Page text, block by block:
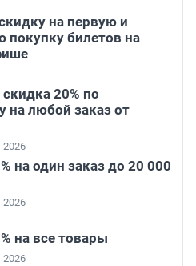
на первую и
покупку билетов на
скидка 20% по
на любой заказ от
2026
на один заказ до 20 000
2026
на все товары
2026